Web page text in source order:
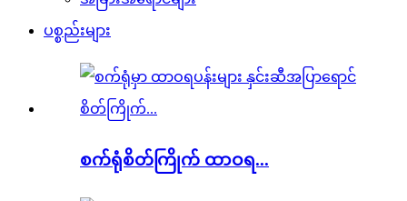
ပစ္စည်းများ
စက်ရုံစိတ်ကြိုက် ထာဝရ...